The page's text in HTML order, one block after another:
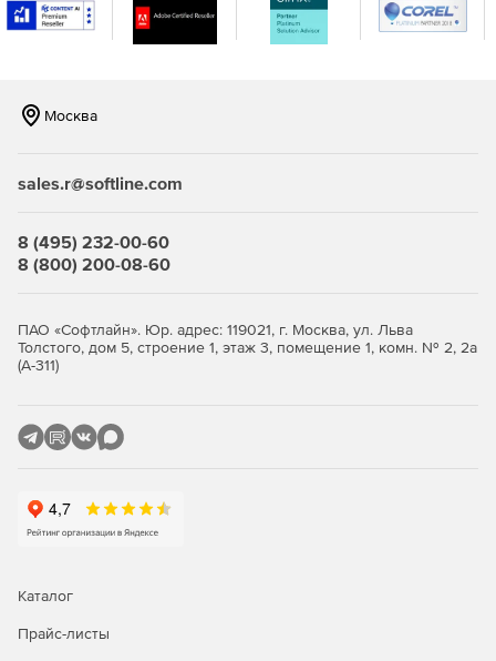
Принтеры.
Москва
sales.r@softline.com
8 (495) 232-00-60
8 (800) 200-08-60
ПАО «Софтлайн». Юр. адрес: 119021, г. Москва, ул. Льва
Толстого, дом 5, строение 1, этаж 3, помещение 1, комн. № 2, 2а
(А-311)
Каталог
Прайс-листы